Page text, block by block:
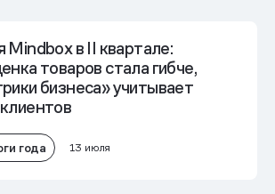
Mindbox в II квартале:
товаров стала гибче,
бизнеса» учитывает
года 13 июля